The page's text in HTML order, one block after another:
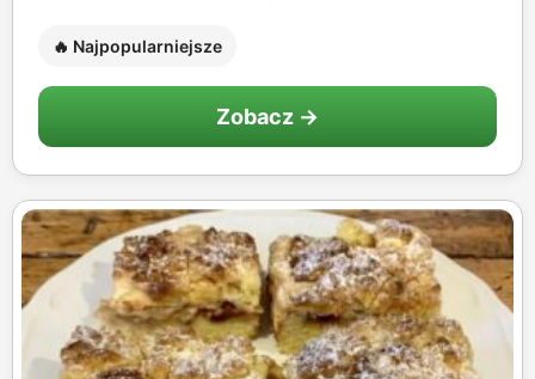
🔥 Najpopularniejsze
Zobacz →